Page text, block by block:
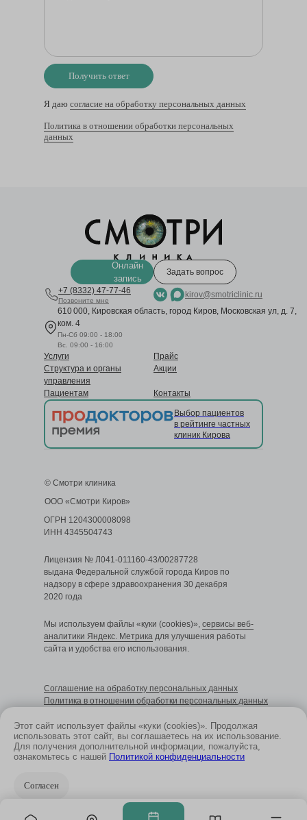
Получить ответ
Я даю согласие на обработку персональных данных
Политика в отношении обработки персональных
данных
Онлайн
запись
Задать вопрос
+7 (8332) 47-77-46
Позвоните мне
kirov@smotriclinic.ru
610 000, Кировская область, город Киров, Московская ул, д. 7,
ком. 4
Пн-Сб 09:00 - 18:00
Вс. 09:00 - 16:00
Услуги
Прайс
Структура и органы
управления
Акции
Пациентам Контакты
Выбор пациентов
в рейтинге частных
клиник Кирова
Размещенные на сайте данные не являются
публичной офертой и носят информационный
Лицензия № Л041-011160-43/00287728
выдана Федеральной службой города Киров по
надзору в сфере здравоохранения 30 декабря
2020 года
ИМЕЮТСЯ
ПРОТИВОПОКАЗАНИЯ.
ООО «Смотри Киров»
© Смотри клиника
ОГРН 1204300008098
ИНН 4345504743
Cоглашение на обработку персональных данных
Политика в отношении обработки персональных данных
Мы используем файлы «куки (cookies)», сервисы веб-
аналитики Яндекс. Метрика для улучшения работы
сайта и удобства его использования.
Этот сайт использует файлы «куки (cookies)». Продолжая
использовать этот сайт, вы соглашаетесь на их использование.
Для получения дополнительной информации, пожалуйста,
ознакомьтесь с нашей Политикой конфиденциальности
Согласен